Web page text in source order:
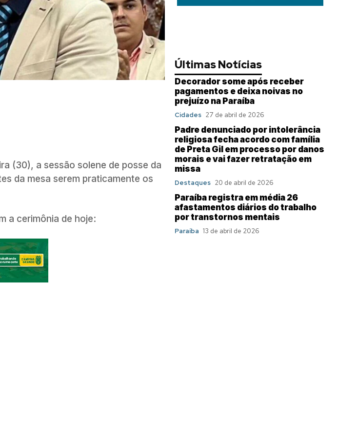
(30), a sessão solene de posse da
da mesa serem praticamente os
a cerimônia de hoje:
Últimas Notícias
Decorador some após receber
pagamentos e deixa noivas no
prejuízo na Paraíba
Cidades 27 de abril de 2026
Padre denunciado por intolerância
religiosa fecha acordo com família
de Preta Gil em processo por danos
morais e vai fazer retratação em
missa
Destaques 20 de abril de 2026
Paraíba registra em média 26
afastamentos diários do trabalho
por transtornos mentais
Paraíba 13 de abril de 2026